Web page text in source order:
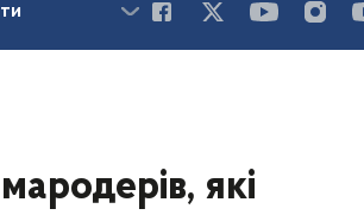
які